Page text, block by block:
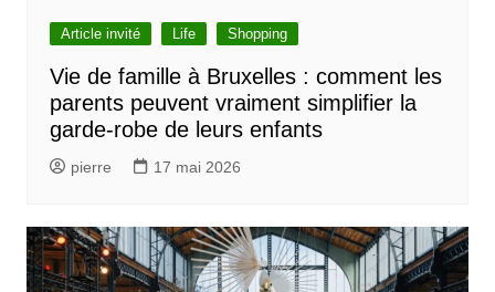
Article invité Life Shopping
Vie de famille à Bruxelles : comment les
parents peuvent vraiment simplifier la
garde-robe de leurs enfants
pierre 17 mai 2026